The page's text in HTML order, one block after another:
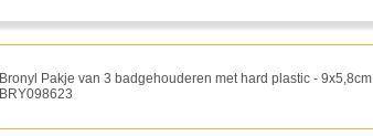
Bronyl Pakje van 3 badgehouderen met hard plastic - 9x5,8cm
BRY098623